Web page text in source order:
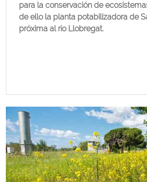
para la conservación de
de ello la planta potabilizadora de
próxima al río Llobregat.